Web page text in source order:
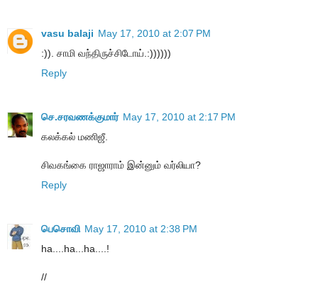
vasu balaji May 17, 2010 at 2:07 PM
:)). சாமி வந்திருச்சிடோய்.:))))))
Reply
செ.சரவணக்குமார் May 17, 2010 at 2:17 PM
கலக்கல் மணிஜீ.
சிவகங்கை ராஜாராம் இன்னும் வர்லியா?
Reply
பெசொவி May 17, 2010 at 2:38 PM
ha....ha...ha....!
//